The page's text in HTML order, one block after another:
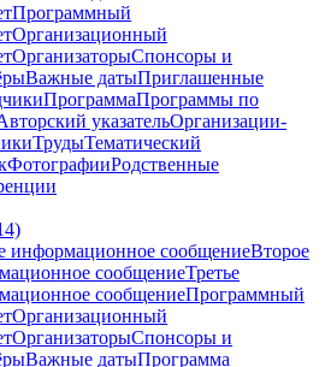
Программный
Организационный
ОрганизаторыСпонсоры и
Важные датыПриглашенные
ПрограммаПрограммы по
указательОрганизации-
ТрудыТематический
ФотографииРодственные
информационное сообщениеВторое
сообщениеТретье
сообщениеПрограммный
Организационный
ОрганизаторыСпонсоры и
Важные датыПрограмма